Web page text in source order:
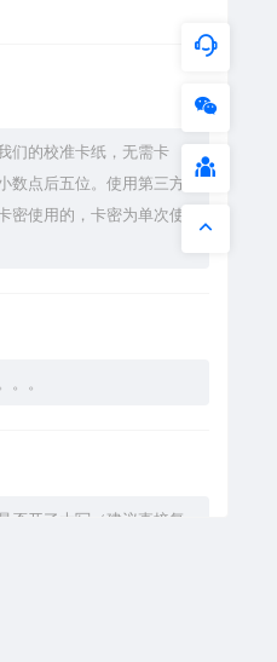
们的校准卡纸，无需卡
数点后五位。使用第三方
密使用的，卡密为单次使
。。
否开了大写（建议直接复